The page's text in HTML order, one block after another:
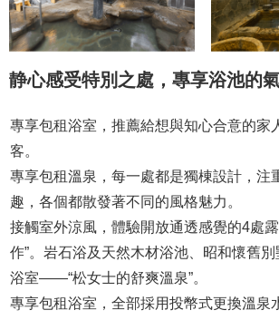
静心感受特別之處，專享浴池的
專享包租浴室，推薦給想與知心合意的家
客。
專享包租溫泉，每一處都是獨棟設計，注
趣，各個都散發著不同的風格魅力。
接觸室外涼風，體驗開放通透感覺的4處
作”。岩石浴及天然木材浴池、昭和懷舊
浴室——“松女士的舒爽溫泉”。
專享包租浴室，全部採用投幣式更換溫泉